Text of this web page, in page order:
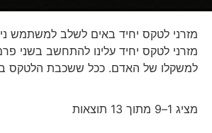
מזרני לטקס יחיד באים לשלב למשתמש
מזרני לטקס יחיד עלינו להתחשב בשני
למשקלו של האדם. ככל ששכבת הלטקס
מציג 1–9 מתוך 13 תוצאות